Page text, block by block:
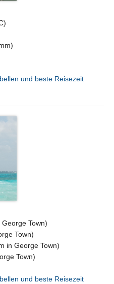
und beste Reisezeit
Town)
Town)
in George Town)
Town)
und beste Reisezeit